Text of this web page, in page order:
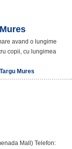
avand o lungime
copii, cu lungimea
Mures
Mall) Telefon: